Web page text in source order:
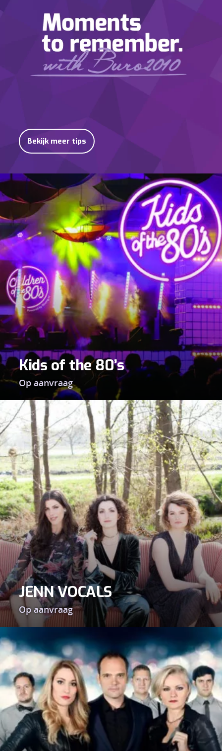
Bekijk meer tips
Kids of the 80’s
Op aanvraag
JENN VOCALS
Op aanvraag